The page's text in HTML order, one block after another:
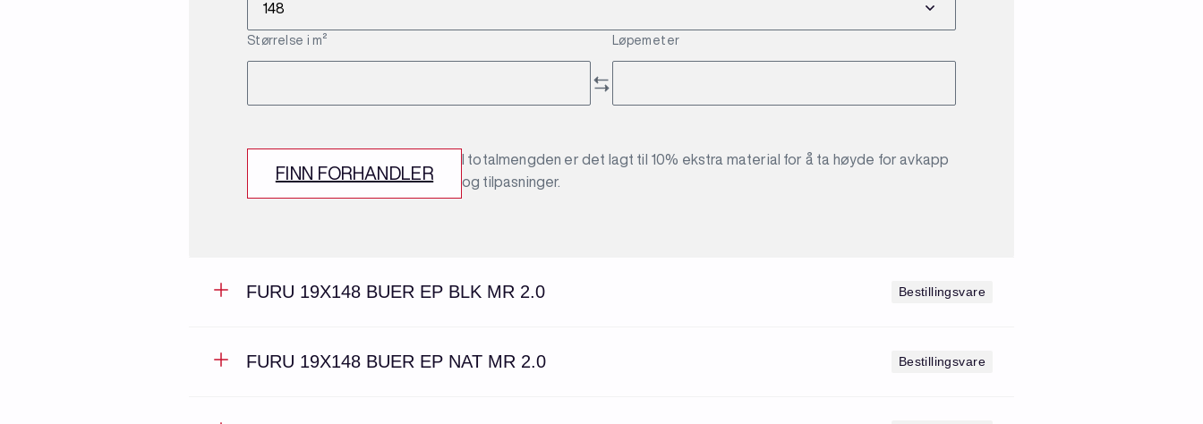
Størrelse i m² Løpemeter
FINN FORHANDLER
I totalmengden er det lagt til 10% ekstra material for å ta høyde for avkapp
og tilpasninger.
FURU 19X148 BUER EP BLK MR 2.0 Bestillingsvare
FURU 19X148 BUER EP NAT MR 2.0 Bestillingsvare